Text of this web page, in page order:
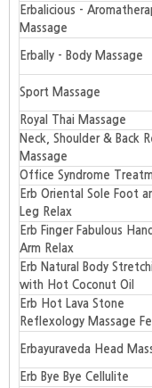
Erbalicious -
Massage
Erbally - Body Massage
Sport Massage
Royal Thai Massage
Neck, Shoulder & Back
Massage
Office Syndrome
Erb Oriental Sole Foot
Leg Relax
Erb Finger Fabulous
Arm Relax
Erb Natural Body
with Hot Coconut Oil
Erb Hot Lava Stone
Reflexology Massage
Erbayuraveda Head
Erb Bye Bye Cellulite